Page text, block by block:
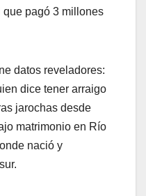
que pagó 3 millones
datos reveladores:
dice tener arraigo
jarochas desde
matrimonio en Río
nació y